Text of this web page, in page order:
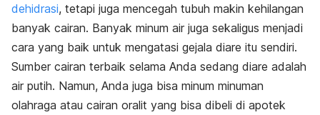
dehidrasi, tetapi juga mencegah tubuh makin kehilangan
banyak cairan. Banyak minum air juga sekaligus menjadi
cara yang baik untuk mengatasi gejala diare itu sendiri.
Sumber cairan terbaik selama Anda sedang diare adalah
air putih. Namun, Anda juga bisa minum minuman
olahraga atau cairan oralit yang bisa dibeli di apotek